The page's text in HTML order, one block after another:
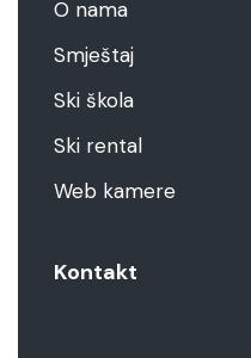
O nama
Smještaj
Ski škola
Ski rental
Web kamere
Kontakt